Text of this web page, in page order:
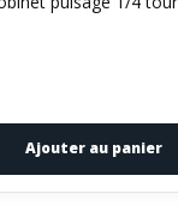
Ajouter au panier